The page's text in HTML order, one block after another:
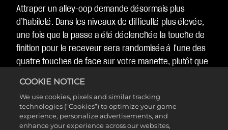
Attraper un alley-oop demande désormais plus
d’habileté. Dans les niveaux de difficulté plus élevée,
une fois que la passe a été déclenchée la touche de
finition pour le receveur sera randomisée à l'une des
quatre touches de face sur votre manette, plutôt que
Poser des écrans
COOKIE NOTICE
We use cookies, pixels and similar tracking
technologies (“Cookies”) to optimize your game
experience, personalize advertisements, and
enhance your experience across our websites,